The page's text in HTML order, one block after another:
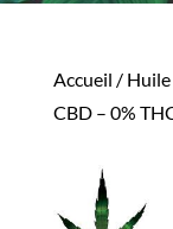
Accueil /
CBD – 0%